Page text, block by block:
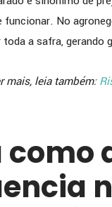
funcionar. No
a safra, gerando
mais, leia também:
como